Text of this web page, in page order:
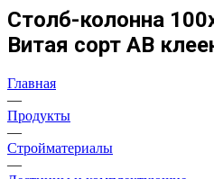
Столб-колонна
Витая сорт АВ
Главная
—
Продукты
—
Стройматериалы
—